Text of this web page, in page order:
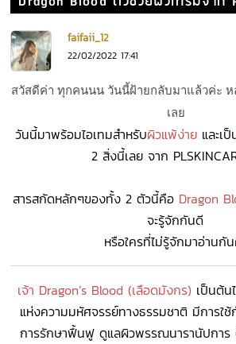
faifaii_12
22/02/2022 17:41
สวัสดีค่า ทุกคนนน วันนี้ฝ้ายกลับมาแล้วค่ะ ห
เลย
วันนี้มาพร้อมไอเทมสำหรับผิวแพ้ง่าย และเ
2 สิ่งนี้เลย จาก
สารสกัดหลักๆของทั้ง 2 ตัวนี้คือ Dragon
จะรู้จักกันดี
หรือใครที่ไม่รู้จักมาอ่านกั
เจ้า Dragon’s Blood (เลือดมังกร)เป็นต้น
แห่งความมหัศจรรย์ทางธรรมชาติ มีการใ
การรักษาฟื้นฟู ดูแลผิวพรรณนารานัปกา